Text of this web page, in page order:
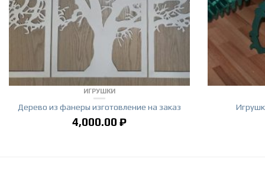
ИГРУШКИ
Дерево из фанеры изготовление на заказ
4,000.00 ₽